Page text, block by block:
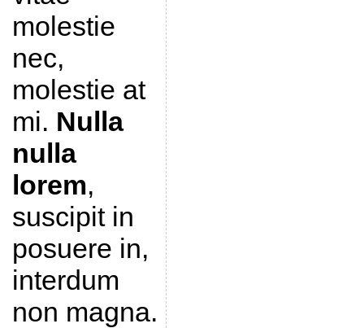
molestie
nec,
molestie at
mi. Nulla
nulla
lorem,
suscipit in
posuere in,
interdum
non magna.